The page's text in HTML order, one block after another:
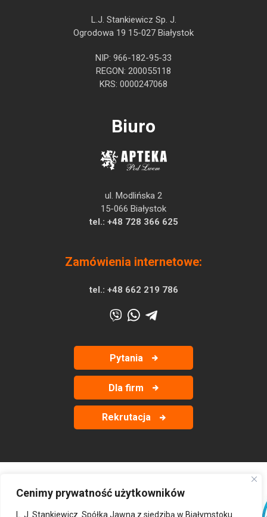
Cenimy prywatność użytkowników
L. J. Stankiewicz. Spółka Jawna z siedzibą w Białymstoku
L.J. Stankiewicz Sp. J.
Ogrodowa 19 15-027 Białystok
NIP: 966-182-95-33
REGON: 200055118
KRS: 0000247068
Biuro
ul. Modlińska 2
15-066 Białystok
tel.: +48 728 366 625
Zamówienia internetowe:
tel.: +48 662 219 786
Pytania
Dla firm
Rekrutacja